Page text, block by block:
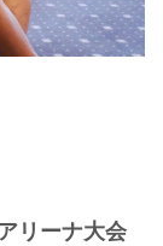
リーナ大会